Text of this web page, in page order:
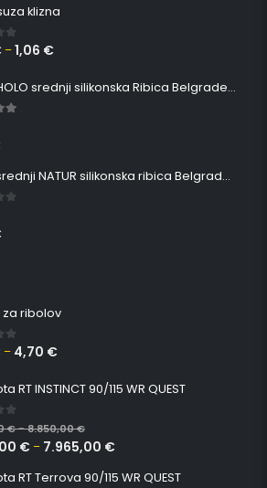
klizna
of 5
–1,06 €
Šetač HOLO srednji silikonska Ribica Belgrade Walker
of 5
Šetač srednji NATUR silikonska ribica Belgrade Walker
5
za ribolov
5
– 4,70 €
RT INSTINCT 90/115 WR QUEST
5
€–8.850,00€
€ – 7.965,00 €
RT Terrova 90/115 WR QUEST